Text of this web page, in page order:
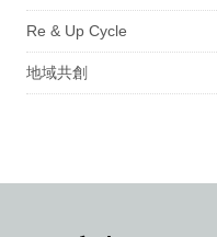
Re & Up Cycle
地域共創